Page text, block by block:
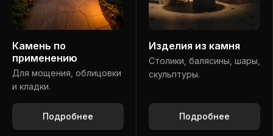
Камень по
применению
Для мощения, облицовки
и кладки.
Подробнее
Изделия из камня
Столики, балясины, шары,
скульптуры.
Подробнее